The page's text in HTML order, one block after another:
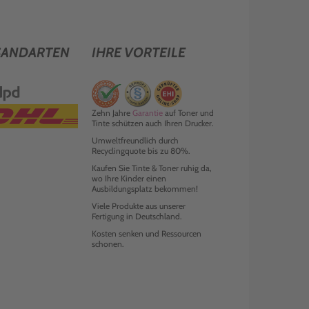
IHRE VORTEILE
Zehn Jahre Garantieauf Toner und
Tinte schützen auch Ihren Drucker.
Umweltfreundlich durch
Recyclingquote bis zu 80%.
Kaufen Sie Tinte & Toner ruhig da,
wo Ihre Kinder einen
Ausbildungsplatz bekommen!
Viele Produkte aus unserer
Fertigung in Deutschland.
Kosten senken und Ressourcen
schonen.